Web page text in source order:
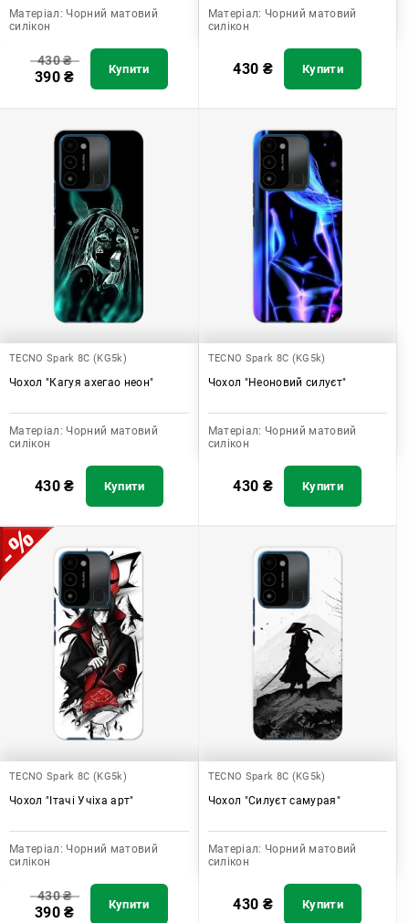
Матеріал: Чорний матовий
силікон
430₴
390₴ Купити
Матеріал: Чорний матовий
силікон
430 ₴ Купити
TECNO Spark 8C (KG5k)
Чохол "Кагуя ахегао неон"
Матеріал: Чорний матовий
силікон
430₴ Купити
TECNO Spark 8C (KG5k)
Чохол "Неоновий силуєт"
Матеріал: Чорний матовий
силікон
430 ₴ Купити
TECNO Spark 8C (KG5k)
Чохол "Ітачі Учіха арт"
Матеріал: Чорний матовий
силікон
430₴
390₴ Купити
TECNO Spark 8C (KG5k)
Чохол "Силуєт самурая"
Матеріал: Чорний матовий
силікон
430 ₴ Купити